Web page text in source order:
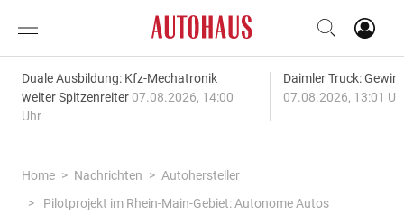
Duale Ausbildung: Kfz-Mechatronik
weiter Spitzenreiter 07.08.2026, 14:00
Uhr
Daimler Truck:
07.08.2026, 13:01
Home Nachrichten
Autohersteller
Pilotprojekt im Rhein-Main-Gebiet: Autonome Autos